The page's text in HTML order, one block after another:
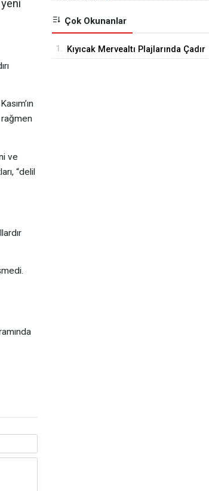
ve
“delil
gerçekleştirdi.
Çok Okunanlar
1. Kıyıcak Mervealtı Plajlarında Çadır